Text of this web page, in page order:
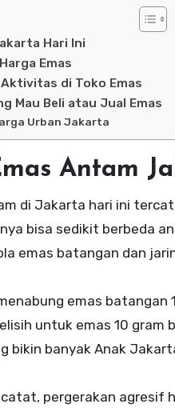
Hari Ini
Emas
di Toko Emas
Mau Beli atau Jual Emas
Urban Jakarta
Antam
di Jakarta hari ini
bisa sedikit berbeda
emas batangan dan
emas batangan
untuk emas 10
bikin banyak Anak
pergerakan agresif